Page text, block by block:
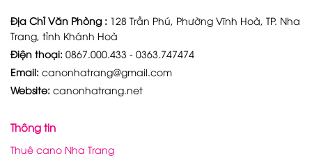
Địa Chỉ Văn Phòng : 128 Trần Phú, Phường Vĩnh Hoà, TP. Nha
Trang, tỉnh Khánh Hoà
Điện thoại: 0867.000.433 - 0363.747474
Email: canonhatrang@gmail.com
Website: canonhatrang.net
Thông tin
Thuê cano Nha Trang